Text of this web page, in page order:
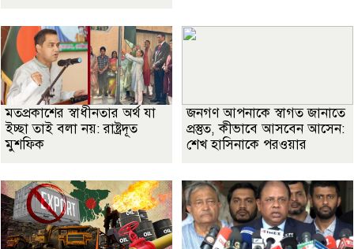
মতপ্রকাশের স্বাধীনতার অর্থ যা
ইচ্ছা তাই বলা নয়: রাষ্ট্রদূত
মুশফিক
জনগণ আপনাকে স্বাগত জানাতে
প্রস্তুত, কীভাবে আসবেন আসেন:
শেখ হাসিনাকে পরওয়ার